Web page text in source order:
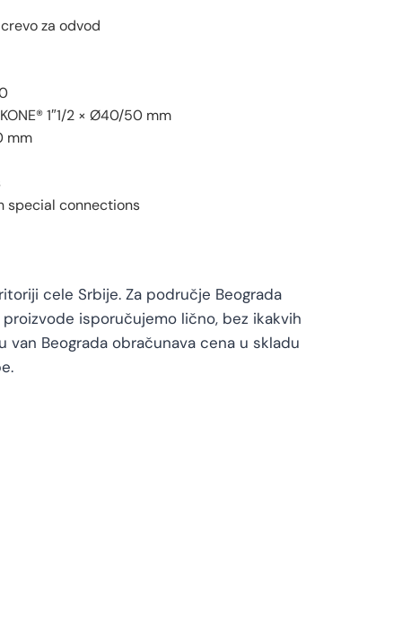
za odvod
1″1/2 × Ø40/50 mm
mm
special connections
cele Srbije. Za područje Beograda
isporučujemo lično, bez ikakvih
van Beograda obračunava cena u skladu